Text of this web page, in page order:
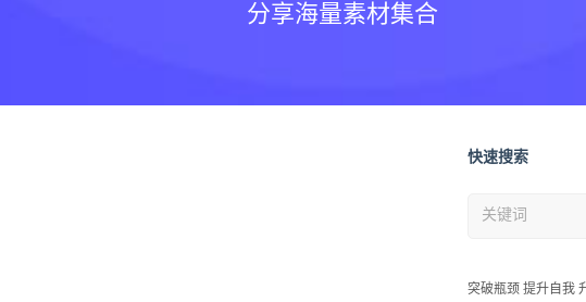
分享海量素材集合
快速搜索
突破瓶颈 提升自我